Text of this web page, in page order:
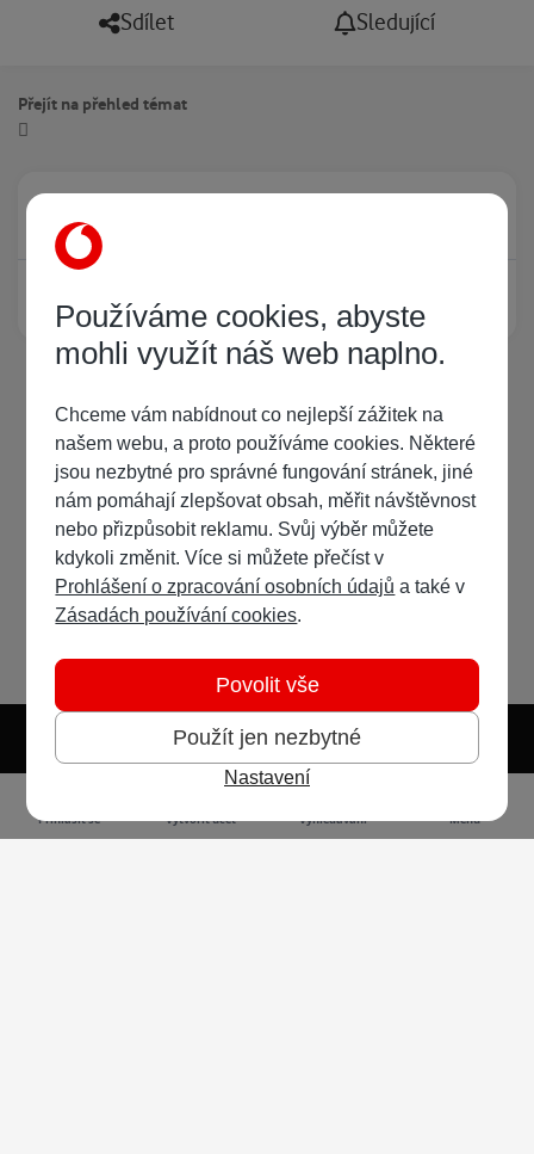
Sdílet Sledující
Přejít na přehled témat
Žádný registrovaný uživatel si neprohlíží tuto stránku
Světlý režim Předvolba systému
Přihlásit se Vytvořit účet Vyhledávání Menu
Používáme cookies, abyste
mohli využít náš web naplno.
Chceme vám nabídnout co nejlepší zážitek na
našem webu, a proto používáme cookies. Některé
jsou nezbytné pro správné fungování stránek, jiné
nám pomáhají zlepšovat obsah, měřit návštěvnost
nebo přizpůsobit reklamu. Svůj výběr můžete
kdykoli změnit. Více si můžete přečíst v
Prohlášení o zpracování osobních údajů a také v
Zásadách používání cookies.
Použít jen nezbytné
Povolit vše
Nastavení